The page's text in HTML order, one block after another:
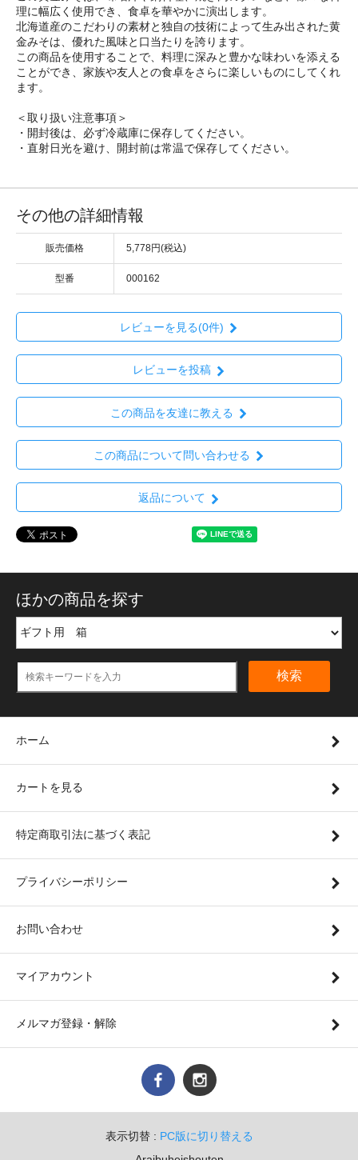
理に幅広く使用でき、食卓を華やかに演出します。
北海道産のこだわりの素材と独自の技術によって生み出された黄
金みそは、優れた風味と口当たりを誇ります。
この商品を使用することで、料理に深みと豊かな味わいを添える
ことができ、家族や友人との食卓をさらに楽しいものにしてくれ
ます。
＜取り扱い注意事項＞
・開封後は、必ず冷蔵庫に保存してください。
・直射日光を避け、開封前は常温で保存してください。
その他の詳細情報
販売価格 5,778円(税込)
型番 000162
レビューを見る(0件)
レビューを投稿
この商品を友達に教える
この商品について問い合わせる
返品について
ほかの商品を探す
検索
ホーム
カートを見る
特定商取引法に基づく表記
プライバシーポリシー
お問い合わせ
マイアカウント
メルマガ登録・解除
表示切替 : PC版に切り替える